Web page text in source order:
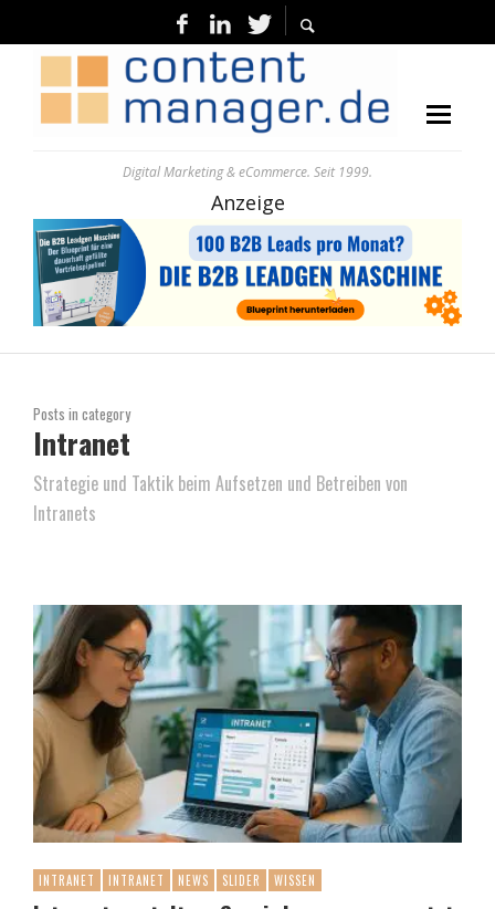
Digital Marketing & eCommerce. Seit 1999.
Anzeige
Posts in category
Intranet
Strategie und Taktik beim Aufsetzen und Betreiben von
Intranets
INTRANET INTRANET NEWS SLIDER WISSEN